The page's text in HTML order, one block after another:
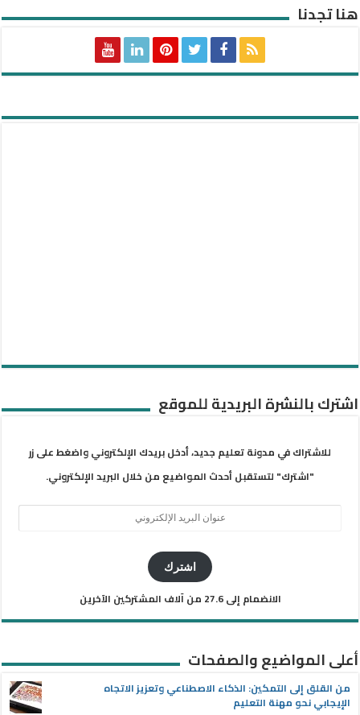
هنا تجدنا
اشترك بالنشرة البريدية للموقع
للاشتراك في مدونة تعليم جديد، أدخل بريدك الإلكتروني واضغط على زر
"اشترك" لتستقبل أحدث المواضيع من خلال البريد الإلكتروني.
اشترك
الانضمام إلى 27.6 من آلاف المشتركين الآخرين
أعلى المواضيع والصفحات
من القلق إلى التمكين: الذكاء الاصطناعي وتعزيز الاتجاه
الإيجابي نحو مهنة التعليم